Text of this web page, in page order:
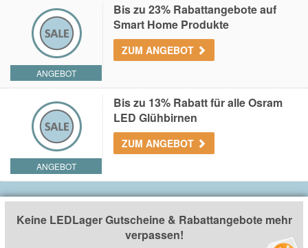
ANGEBOT
Bis zu 23% Rabattangebote auf
Smart Home Produkte
ZUM ANGEBOT
ANGEBOT
Bis zu 13% Rabatt für alle Osram
LED Glühbirnen
ZUM ANGEBOT
Keine LEDLager Gutscheine & Rabattangebote mehr
verpassen!